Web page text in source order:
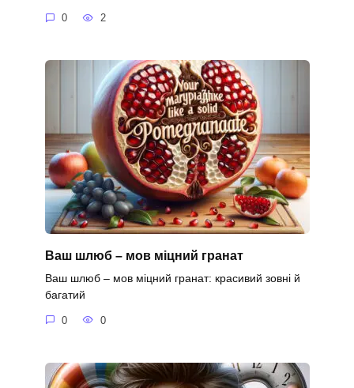
0 2
Ваш шлюб – мов міцний гранат
Ваш шлюб – мов міцний гранат: красивий зовні й
багатий
0 0